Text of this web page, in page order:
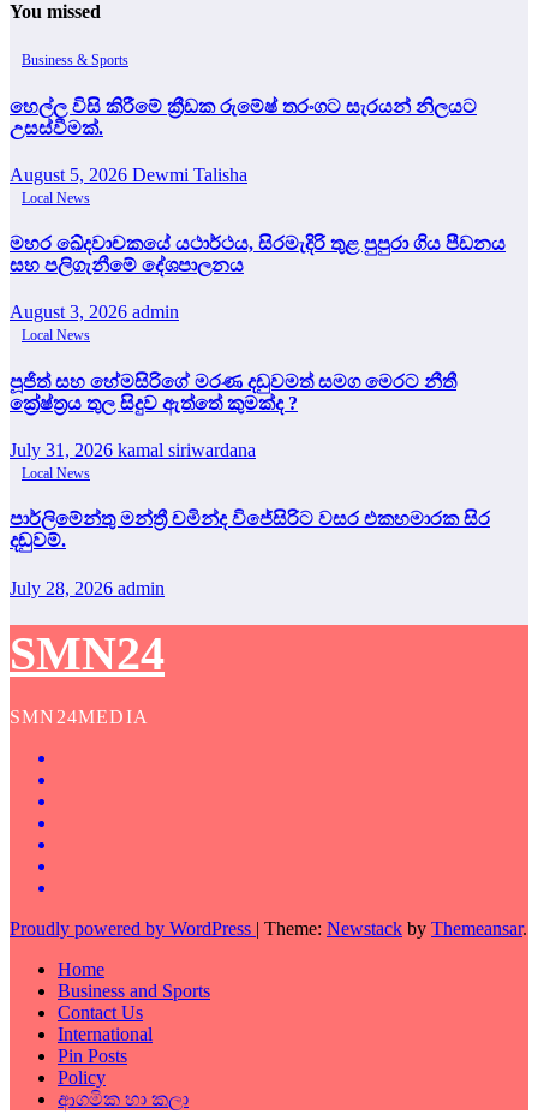
You missed
Business & Sports
හෙල්ල විසි කිරීමේ ක්‍රීඩක රුමේෂ් තරංගට සැරයන් නිලයට
උසස්වීමක්.
August 5, 2026 Dewmi Talisha
Local News
මහර ඛේදවාචකයේ යථාර්ථය, සිරමැදිරි තුළ පුපුරා ගිය පීඩනය
සහ පලිගැනීමේ දේශපාලනය
August 3, 2026 admin
Local News
පූජිත් සහ හේමසිරිගේ මරණ දඩුවමත් සමග මෙරට නීතී
ක්‍රේෂ්ත්‍රය තුල සිදුව ඇත්තේ කුමක්ද ?
July 31, 2026 kamal siriwardana
Local News
පාර්ලිමේන්තු මන්ත්‍රී චමින්ද විජේසිරිට වසර එකහමාරක සිර
දඬුවම්.
July 28, 2026 admin
SMN24
SMN24MEDIA
Proudly powered by WordPress | Theme: Newstack by Themeansar.
Home
Business and Sports
Contact Us
International
Pin Posts
Policy
ආගමික හා කලා